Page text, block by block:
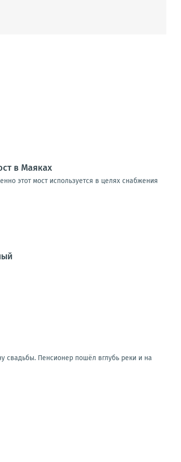
в Маяках
этот мост используется в целях снабжения
свадьбы. Пенсионер пошёл вглубь реки и на